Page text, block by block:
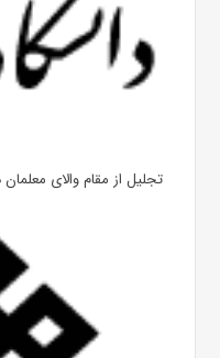
تجلیل از مقام والای